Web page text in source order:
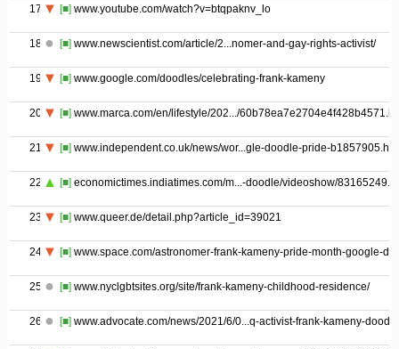
17 [■] www.youtube.com/watch?v=btqpaknv_lo
18 [■] www.newscientist.com/article/2...nomer-and-gay-rights-activist/
19 [■] www.google.com/doodles/celebrating-frank-kameny
20 [■] www.marca.com/en/lifestyle/202.../
21 [■] www.independent.co.uk/news/wor...gle-doodle-pride-
22 [■] economictimes.indiatimes.com/m...-doodle/videoshow/
23 [■] www.queer.de/detail.php?article_id=39021
24 [■] www.space.com/astronomer-frank-kameny-pride-month-google-
25 [■] www.nyclgbtsites.org/site/frank-kameny-childhood-residence/
26 [■] www.advocate.com/news/2021/6/0...q-activist-frank-kameny-doodle